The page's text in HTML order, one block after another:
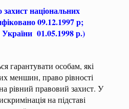
національних
09.12.1997 р;
01.05.1998 р.)
гарантувати особам, які
меншин, право рівності
рівний правовий захист. У
на підставі